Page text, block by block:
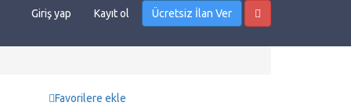
Giriş yap Kayıt ol Ücretsiz İlan Ver
Favorilere ekle